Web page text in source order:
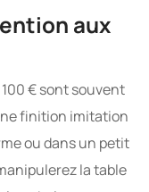
aux
€ sont souvent
finition imitation
ou dans un petit
la table